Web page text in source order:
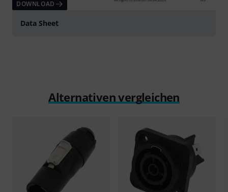
DOWNLOAD
Data Sheet
Alternativen vergleichen